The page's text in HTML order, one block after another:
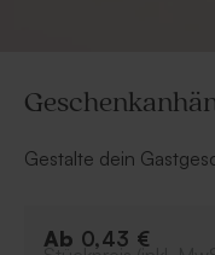
Gestalte dein
Editor istdas Label
Ab 0,43 €